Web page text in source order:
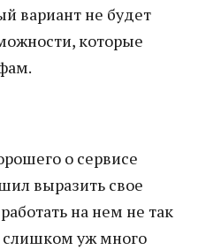
вариант не будет
которые
о сервисе
выразить свое
на нем не так
слишком уж много